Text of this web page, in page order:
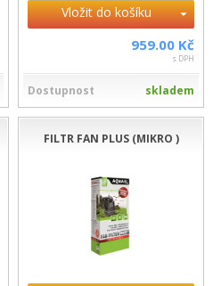
Vložit do košíku
959.00 Kč
s DPH
Dostupnost skladem
FILTR FAN PLUS (MIKRO )